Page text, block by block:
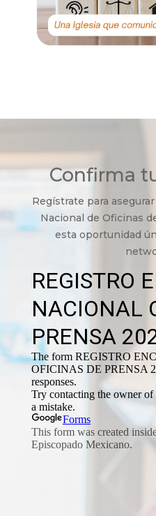
Confirma
Regístrate para
Nacional de Oficinas
esta oportunidad